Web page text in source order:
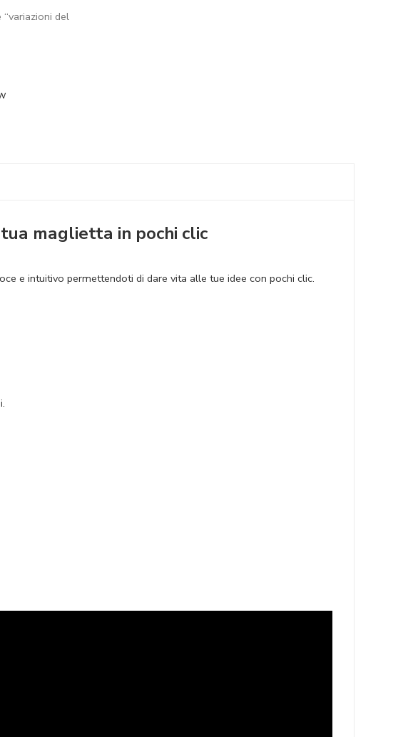
“variazioni del
maglietta in pochi clic
e intuitivo permettendoti di dare vita alle tue idee con pochi clic.